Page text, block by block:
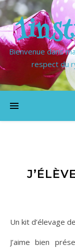
Bienvenue dans
respect du
Un kit d’élevage
J’aime bien